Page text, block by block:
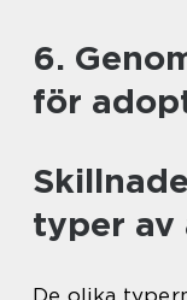
6.
för
typer av
De olika